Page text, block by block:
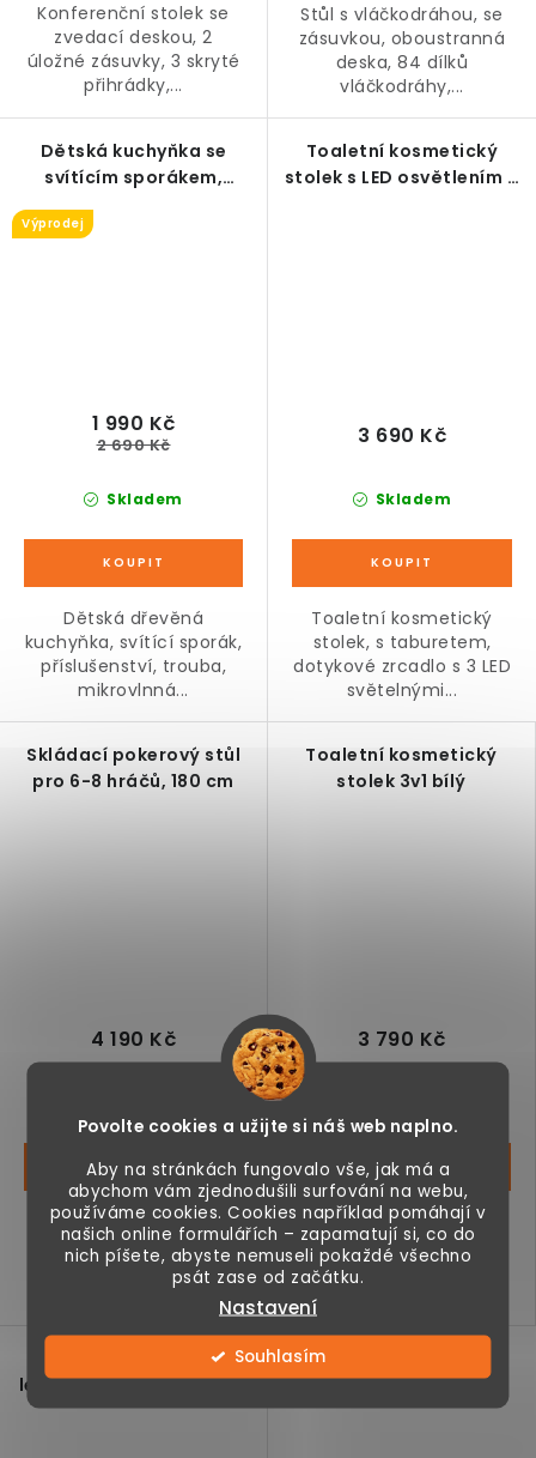
Povolte cookies a užijte si náš web naplno.
Aby na stránkách fungovalo vše, jak má a
abychom vám zjednodušili surfování na webu,
používáme cookies. Cookies například pomáhají v
našich online formulářích – zapamatují si, co do
nich píšete, abyste nemuseli pokaždé všechno
psát zase od začátku.
Nastavení
Souhlasím
Konferenční stolek se
zvedací deskou, 2
úložné zásuvky, 3 skryté
přihrádky,...
Stůl s vláčkodráhou, se
zásuvkou, oboustranná
deska, 84 dílků
vláčkodráhy,...
Dětská kuchyňka se
svítícím sporákem,
Výprodej
Skladem
1 990 Kč
2 690 Kč
Dětská dřevěná
kuchyňka, svítící sporák,
příslušenství, trouba,
mikrovlnná...
Toaletní kosmetický
stolek s LED osvětlením a
Skladem
3 690 Kč
Toaletní kosmetický
stolek, s taburetem,
dotykové zrcadlo s 3 LED
světelnými...
Skládací pokerový stůl
pro 6-8 hráčů, 180 cm
nedostupné
4 190 Kč
Skládací pokerový stůl,
pro 6-8 hráčů, o délce
180 cm, s držáky na
Toaletní kosmetický
stolek 3v1 bílý
nedostupné
3 790 Kč
Toaletní stolek, design
3v1, se zrcadlem, s
taburetem na
Kempingové skládací
lehátko se stanem, šedé
polohovatelné s
podnožkou, krémově bílé